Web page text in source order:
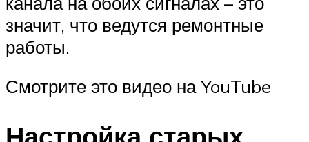
значит, что ведутся ремонтные
работы.
Смотрите это видео на YouTube